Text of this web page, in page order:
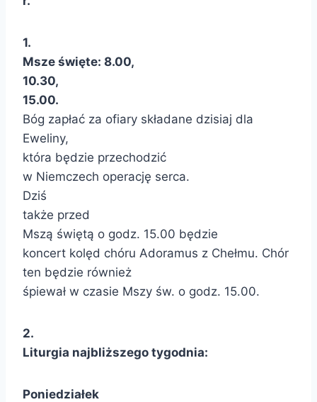
1.
Msze święte: 8.00,
10.30,
15.00.
Bóg zapłać za ofiary składane dzisiaj dla
Eweliny,
która będzie przechodzić
w Niemczech operację serca.
Dziś
także przed
Mszą świętą o godz. 15.00 będzie
koncert kolęd chóru Adoramus z Chełmu. Chór
ten będzie również
śpiewał w czasie Mszy św. o godz. 15.00.
2.
Liturgia najbliższego tygodnia:
Poniedziałek